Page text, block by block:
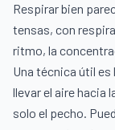
Respirar bien
tensas, con
ritmo, la
Una técnica útil
llevar el aire hacia
solo el pecho.